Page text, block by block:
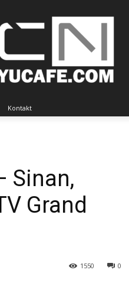
Kontakt
Sinan,
Grand
0
1550